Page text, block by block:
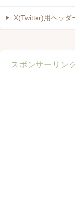
X(Twitter)用ヘッダ
スポンサーリンク